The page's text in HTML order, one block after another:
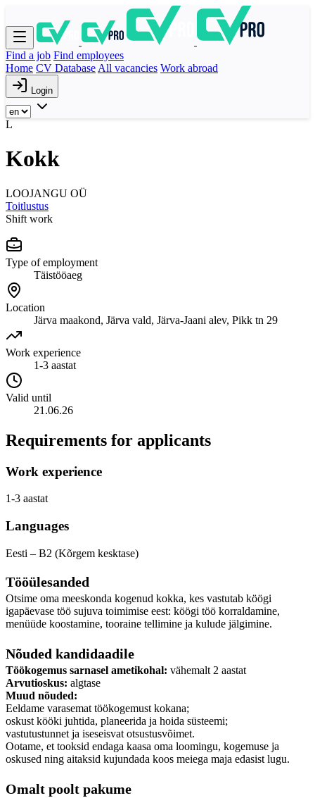
Find a job Find employees
Home CV Database All vacancies Work abroad
Login
L
Kokk
LOOJANGU OÜ
Toitlustus
Shift work
Type of employment
Täistööaeg
Location
Järva maakond, Järva vald, Järva-Jaani alev, Pikk tn 29
Work experience
1-3 aastat
Valid until
21.06.26
Requirements for applicants
Work experience
1-3 aastat
Languages
Eesti – B2 (Kõrgem kesktase)
Tööülesanded
Otsime oma meeskonda kogenud kokka, kes vastutab köögi
igapäevase töö sujuva toimimise eest: köögi töö korraldamine,
menüüde koostamine, tooraine tellimine ja kulude jälgimine.
Nõuded kandidaadile
Töökogemus sarnasel ametikohal: vähemalt 2 aastat
Arvutioskus: algtase
Muud nõuded:
Eeldame varasemat töökogemust kokana;
oskust kööki juhtida, planeerida ja hoida süsteemi;
vastutustunnet ja iseseisvat otsustusvõimet.
Ootame, et tooksid endaga kaasa oma loomingu, kogemuse ja
oskused ning aitaksid kujundada koos meiega maja edasist lugu.
Omalt poolt pakume